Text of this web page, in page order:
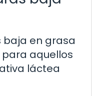
baja en grasa
aquellos
láctea